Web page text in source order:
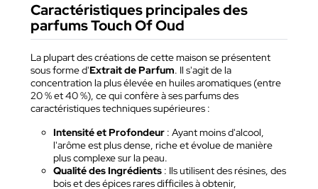
Caractéristiques principales des
parfums Touch Of Oud
La plupart des créations de cette maison se présentent
sous forme d'Extrait de Parfum. Il s'agit de la
concentration la plus élevée en huiles aromatiques (entre
20 % et 40 %), ce qui confère à ses parfums des
caractéristiques techniques supérieures :
Intensité et Profondeur : Ayant moins d'alcool,
l'arôme est plus dense, riche et évolue de manière
plus complexe sur la peau.
Qualité des Ingrédients : Ils utilisent des résines, des
bois et des épices rares difficiles à obtenir,